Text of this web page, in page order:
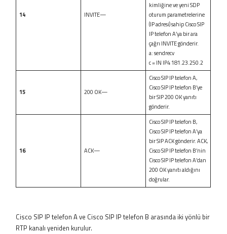
14 INVITE—
kimliğine ve yeni SDP
oturum parametrelerine
(IP adresi) sahip Cisco SIP
IP telefon A’ya bir ara
çağrı INVITE gönderir.
a: sendrecv
c = IN IP4 181.23.250.2
15 200 OK—
Cisco SIP IP telefon A,
Cisco SIP IP telefon B’ye
bir SIP 200 OK yanıtı
gönderir.
16 ACK—
Cisco SIP IP telefon B,
Cisco SIP IP telefon A’ya
bir SIP ACK gönderir. ACK,
Cisco SIP IP telefon B’nin
Cisco SIP IP telefon A’dan
200 OK yanıtı aldığını
doğrular.
Cisco SIP IP telefon A ve Cisco SIP IP telefon B arasında iki yönlü bir
RTP kanalı yeniden kurulur.